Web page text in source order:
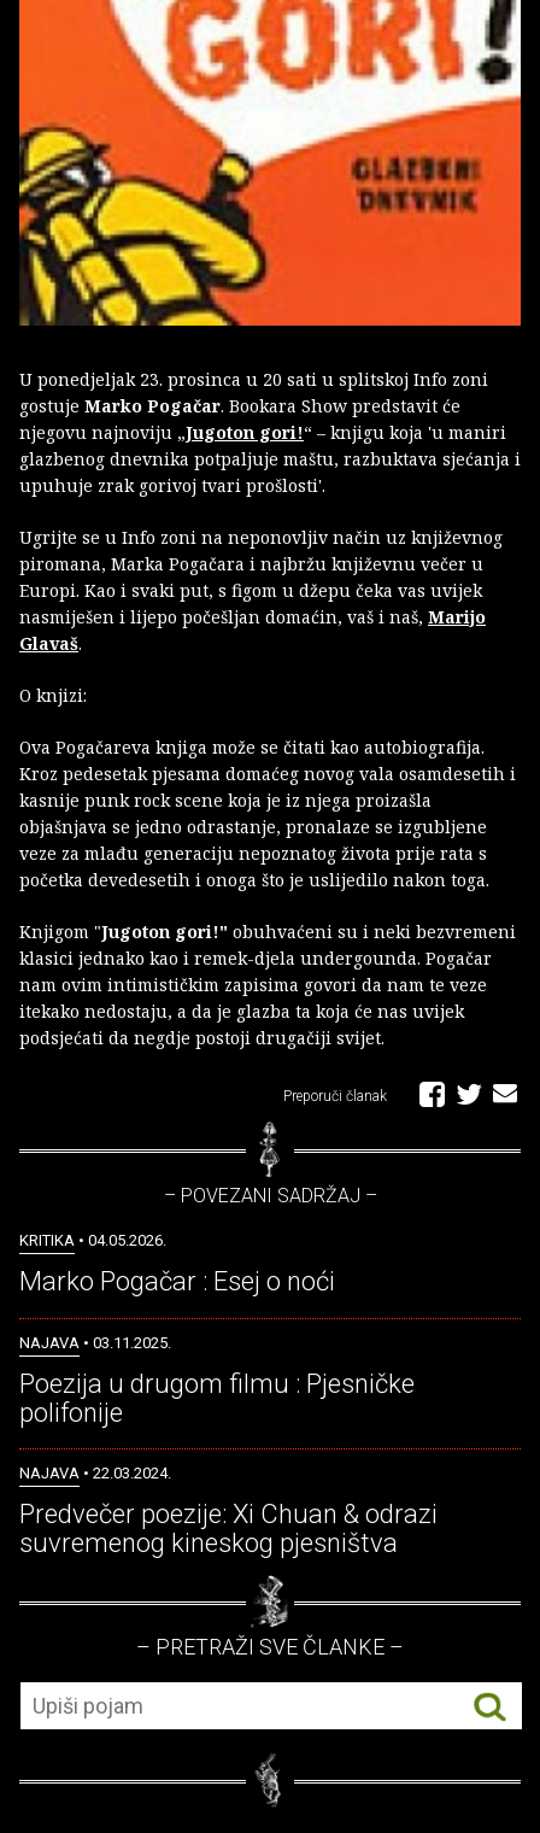
U ponedjeljak 23. prosinca u 20 sati u splitskoj Info zoni
gostuje Marko Pogačar. Bookara Show predstavit će
njegovu najnoviju „Jugoton gori!“ – knjigu koja 'u maniri
glazbenog dnevnika potpaljuje maštu, razbuktava sjećanja i
upuhuje zrak gorivoj tvari prošlosti'.
Ugrijte se u Info zoni na neponovljiv način uz književnog
piromana, Marka Pogačara i najbržu književnu večer u
Europi. Kao i svaki put, s figom u džepu čeka vas uvijek
nasmiješen i lijepo počešljan domaćin, vaš i naš, Marijo
Glavaš.
O knjizi:
Ova Pogačareva knjiga može se čitati kao autobiografija.
Kroz pedesetak pjesama domaćeg novog vala osamdesetih i
kasnije punk rock scene koja je iz njega proizašla
objašnjava se jedno odrastanje, pronalaze se izgubljene
veze za mlađu generaciju nepoznatog života prije rata s
početka devedesetih i onoga što je uslijedilo nakon toga.
Knjigom "Jugoton gori!" obuhvaćeni su i neki bezvremeni
klasici jednako kao i remek-djela undergounda. Pogačar
nam ovim intimističkim zapisima govori da nam te veze
itekako nedostaju, a da je glazba ta koja će nas uvijek
podsjećati da negdje postoji drugačiji svijet.
Preporuči članak
– POVEZANI SADRŽAJ –
KRITIKA • 04.05.2026.
Marko Pogačar : Esej o noći
NAJAVA • 03.11.2025.
Poezija u drugom filmu : Pjesničke
polifonije
NAJAVA • 22.03.2024.
Predvečer poezije: Xi Chuan & odrazi
suvremenog kineskog pjesništva
– PRETRAŽI SVE ČLANKE –